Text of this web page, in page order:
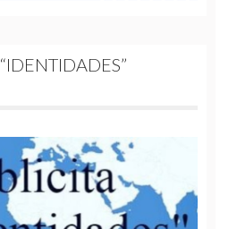
“IDENTIDADES”